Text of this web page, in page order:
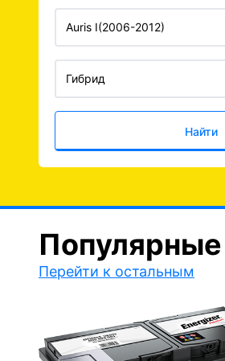
Найти
Перейти к остальным